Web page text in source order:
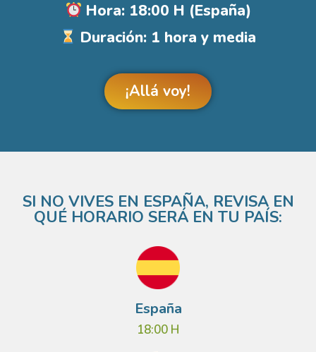
Hora: 18:00 H (España)
Duración: 1 hora y media
¡Allá voy!
SI NO VIVES EN ESPAÑA, REVISA EN
QUÉ HORARIO SERÁ EN TU PAÍS:
España
18:00 H